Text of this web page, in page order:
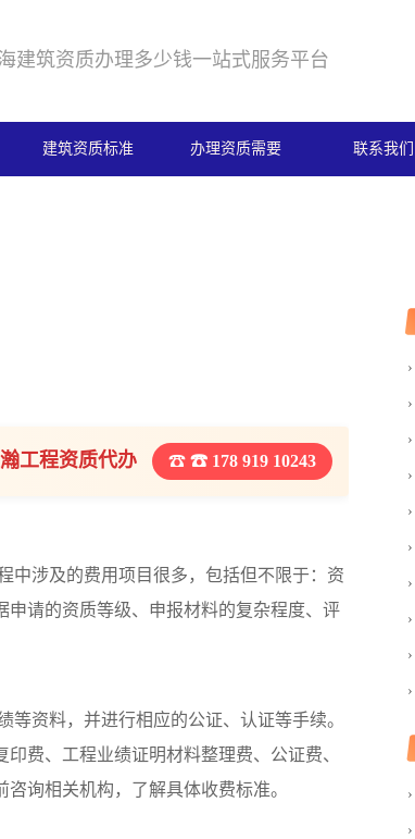
建筑资质办理多少钱一站式服务平台
建筑资质标准 办理资质需要 联系我们
工程资质代办 ☎ 178 919 10243
中涉及的费用项目很多，包括但不限于：资
请的资质等级、申报材料的复杂程度、评
资料，并进行相应的公证、认证等手续。
费、工程业绩证明材料整理费、公证费、
询相关机构，了解具体收费标准。